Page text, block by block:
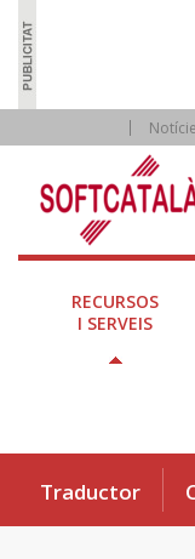
RECURSOS
I SERVEIS
Traductor